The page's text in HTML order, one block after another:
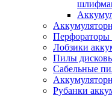
Перфораторы
Лобзики
Пилы
Сабельные
Рубанки